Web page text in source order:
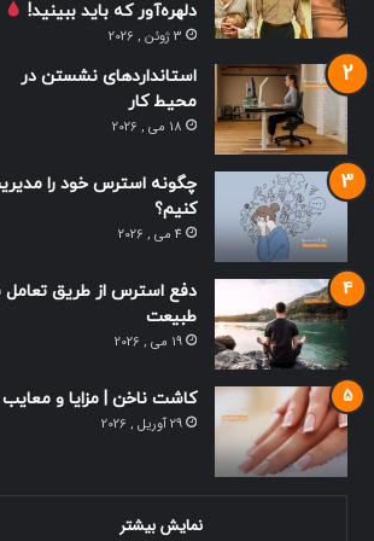
دلهره‌آور که باید ببینید!
3 ژوئن , 2026
استانداردهای نشستن در
محیط کار
18 می , 2026
چگونه استرس خود را
کنیم؟
4 می , 2026
دفع استرس از طریق تعامل
طبیعت
19 می , 2026
کاشت ناخن | مزایا و معایب
29 آوریل , 2026
نمایش بیشتر